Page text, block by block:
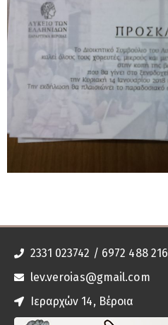
2331 023742 / 6972 488 216
lev.veroias@gmail.com
Ιεραρχών 14, Βέροια